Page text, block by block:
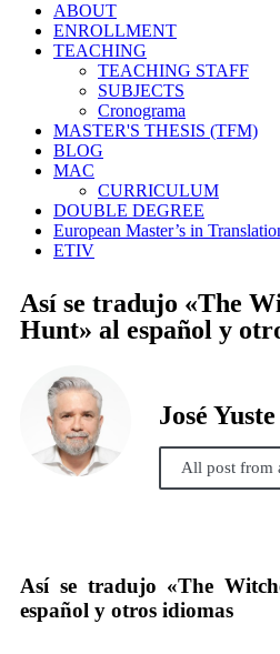
ABOUT
ENROLLMENT
TEACHING
TEACHING STAFF
SUBJECTS
Cronograma
MASTER'S THESIS (TFM)
BLOG
MAC
CURRICULUM
DOUBLE DEGREE
European Master’s in
ETIV
Así se tradujo «The
Hunt» al español y
José
All post from
Así se tradujo «The
español y otros idiomas